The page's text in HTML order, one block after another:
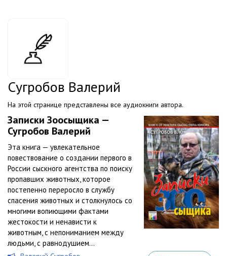
Сугробов Валерий
На этой странице представлены все аудиокниги автора.
Записки Зоосыщика —
Сугробов Валерий
Эта книга — увлекательное
повествование о создании первого в
России сыскного агентства по поиску
пропавших животных, которое
постепенно переросло в службу
спасения животных и столкнулось со
многими вопиющими фактами
жестокости и ненависти к
животным, с непониманием между
людьми, с равнодушием...